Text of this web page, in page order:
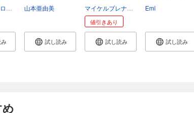
山本亜由美
試し読み
ピアセーレンセン
値引きあり
試し読み
Emi
試し読み